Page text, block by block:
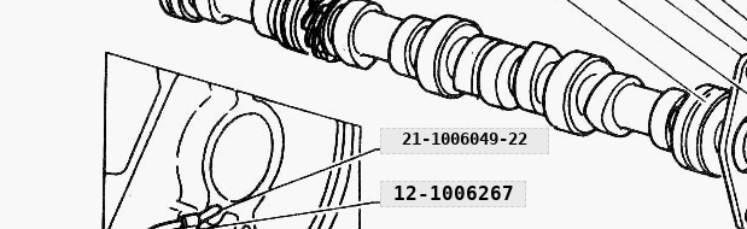
12-1006267
21-1006049-22